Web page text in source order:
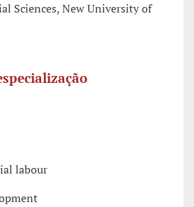
Sciences, New University of
labour